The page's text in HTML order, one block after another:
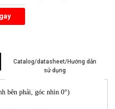
Catalog/datasheet/Hướng dẫn
sử dụng
bên phải, góc nhìn 0°)